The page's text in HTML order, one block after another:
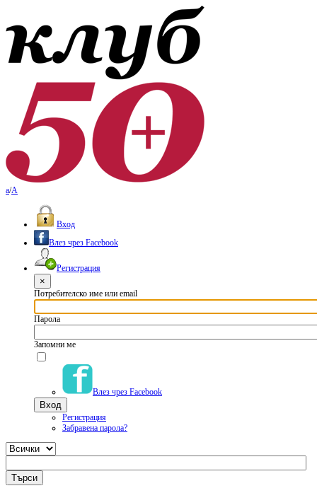
a/A
Вход
Влез чрез Facebook
Регистрация
×
Потребителско име или email
Парола
Запомни ме
Влез чрез Facebook
Регистрация
Забравена парола?